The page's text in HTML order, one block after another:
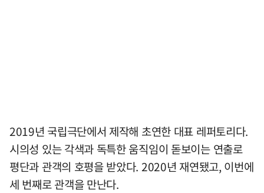
2019년 국립극단에서 제작해 초연한 대표 레퍼토리다.
시의성 있는 각색과 독특한 움직임이 돋보이는 연출로
평단과 관객의 호평을 받았다. 2020년 재연됐고, 이번에
세 번째로 관객을 만난다.